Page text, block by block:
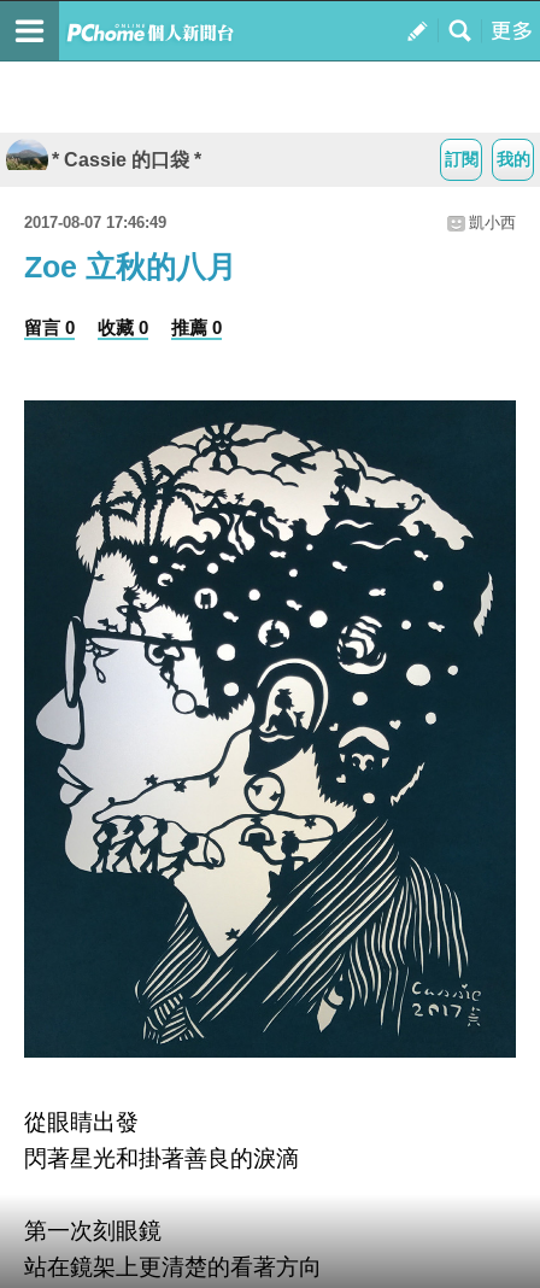
我的
訂閱
* Cassie 的口袋 *
2017-08-07 17:46:49 凱小西
Zoe 立秋的八月
留言 0 收藏 0 推薦 0
從眼睛出發
閃著星光和掛著善良的淚滴
第一次刻眼鏡
站在鏡架上更清楚的看著方向